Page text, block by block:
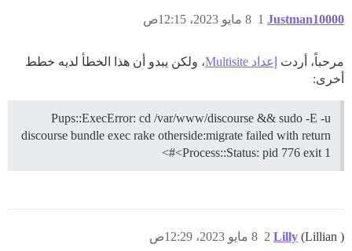
Justman10000 8 مايو 2023، 12:15ص 1
مرحباً، أردت إعداد Multisite
، ولكن يبدو أن هذا الخطأ لديه خطط
أخرى:
Pups::ExecError: cd /var/www/discourse && sudo -E -u
discourse bundle exec rake otherside:migrate failed with return
#<Process::Status: pid 776 exit 1>
Lilly (Lillian ) 8 مايو 2023، 12:29ص 2